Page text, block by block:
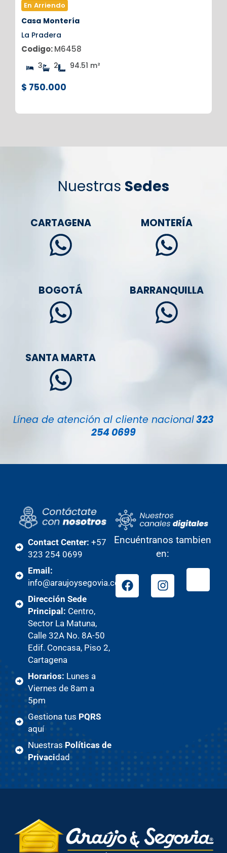
En Arriendo
Casa Montería
La Pradera
Codigo:M6458
3 2 94.51 m²
$ 750.000
Nuestras Sedes
CARTAGENA MONTERÍA
BOGOTÁ BARRANQUILLA
SANTA MARTA
Línea de atención al cliente nacional323
254 0699
Contact Center: +57
323 254 0699
Email:
info@araujoysegovia.com
Dirección Sede
Principal: Centro,
Sector La Matuna,
Calle 32A No. 8A-50
Edif. Concasa, Piso 2,
Cartagena
Horarios: Lunes a
Viernes de 8am a
5pm
Gestiona tus PQRS
aquí
NuestrasPolíticas de
Privacidad
Encuéntranos tambien
en: